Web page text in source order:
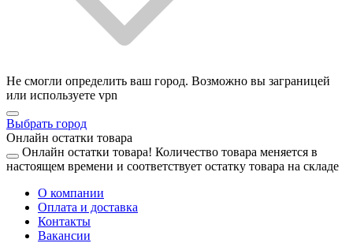
Не смогли определить ваш город. Возможно вы заграницей
или используете vpn
Выбрать город
Онлайн остатки товара
Онлайн остатки товара! Количество товара меняется в
настоящем времени и соответствует остатку товара на складе
О компании
Оплата и доставка
Контакты
Вакансии